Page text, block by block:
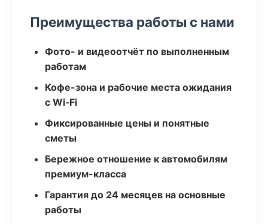
Преимущества работы с нами
Фото- и видеоотчёт по выполненным
работам
Кофе-зона и рабочие места ожидания
с Wi‑Fi
Фиксированные цены и понятные
сметы
Бережное отношение к автомобилям
премиум-класса
Гарантия до 24 месяцев на основные
работы